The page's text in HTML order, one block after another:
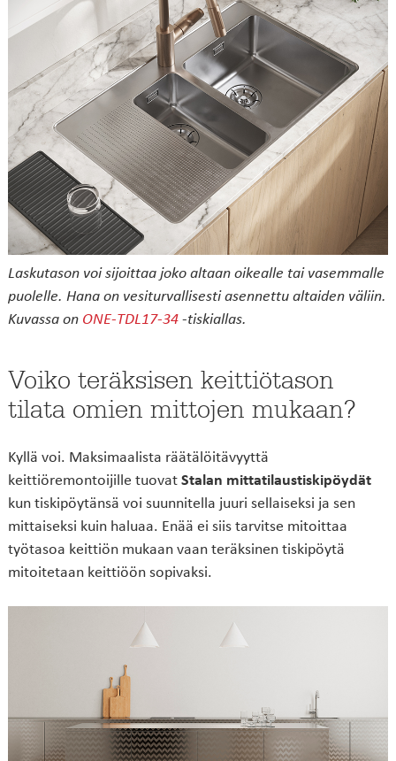
Laskutason voi sijoittaa joko altaan oikealle tai vasemmalle
puolelle. Hana on vesiturvallisesti asennettu altaiden väliin.
Kuvassa on ONE-TDL17-34-tiskiallas.
Voiko teräksisen keittiötason
tilata omien mittojen mukaan?
Kyllä voi. Maksimaalista räätälöitävyyttä
keittiöremontoijille tuovat Stalan mittatilaustiskipöydät
kun tiskipöytänsä voi suunnitella juuri sellaiseksi ja sen
mittaiseksi kuin haluaa. Enää ei siis tarvitse mitoittaa
työtasoa keittiön mukaan vaan teräksinen tiskipöytä
mitoitetaan keittiöön sopivaksi.